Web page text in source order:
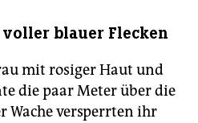
blauer Flecken
mit rosiger Haut und
die paar Meter über die
Wache versperrten ihr